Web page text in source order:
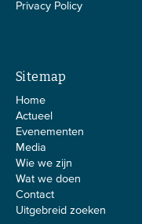
Privacy Policy
Sitemap
Home
Actueel
Evenementen
Media
Wie we zijn
Wat we doen
Contact
Uitgebreid zoeken